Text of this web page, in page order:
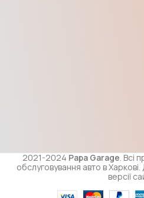
2021-2024 Papa Garage . Всі
обслуговування авто в
версії